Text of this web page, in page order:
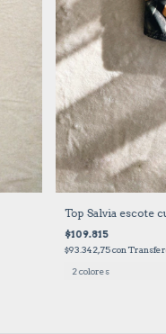
Top Salvia escote
$109.815
$93.342,75con
2 colores